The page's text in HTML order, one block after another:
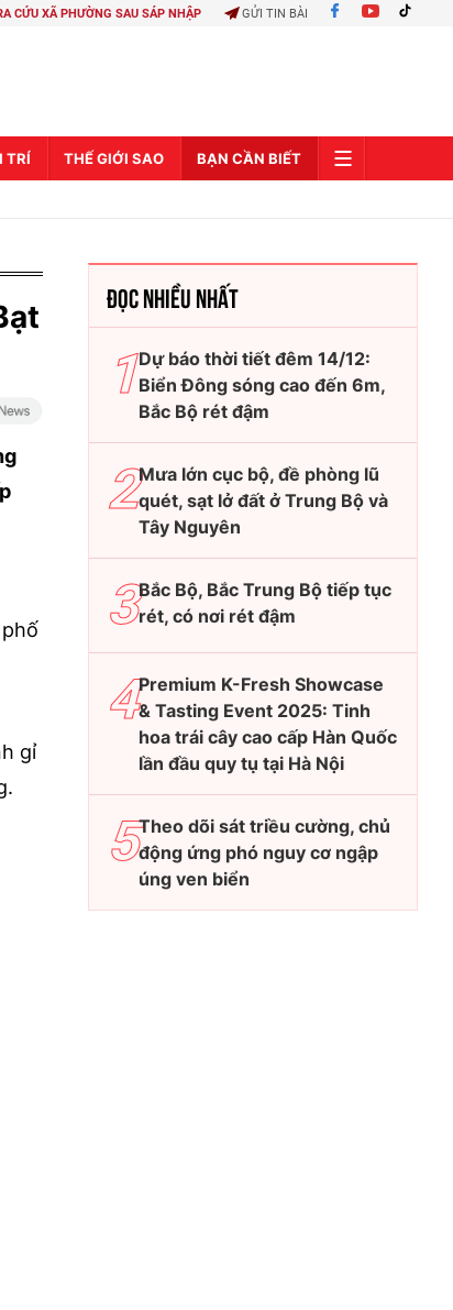
CỨU XÃ PHƯỜNG SAU SÁP NHẬP GỬI TIN BÀI
TRÍ THẾ GIỚI SAO BẠN CẦN BIẾT
gỉ
ĐỌC NHIỀU NHẤT
Dự báo thời tiết đêm 14/12:
Biển Đông sóng cao đến 6m,
Bắc Bộ rét đậm
Mưa lớn cục bộ, đề phòng lũ
quét, sạt lở đất ở Trung Bộ và
Tây Nguyên
Bắc Bộ, Bắc Trung Bộ tiếp tục
rét, có nơi rét đậm
Premium K-Fresh Showcase
& Tasting Event 2025: Tinh
hoa trái cây cao cấp Hàn Quốc
lần đầu quy tụ tại Hà Nội
Theo dõi sát triều cường, chủ
động ứng phó nguy cơ ngập
úng ven biển